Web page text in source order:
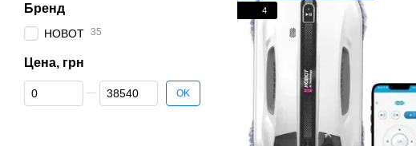
4
Бренд
HOBOT 35
Цена, грн
От Цена, грн
До Цена, грн OK